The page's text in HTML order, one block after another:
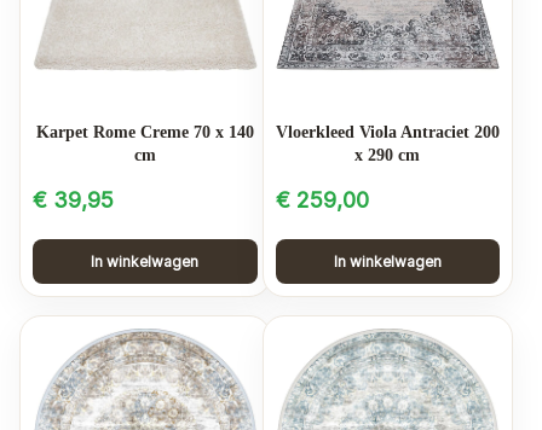
Karpet Rome Creme 70 x 140
cm
€ 39,95
In winkelwagen
Vloerkleed Viola Antraciet 200
x 290 cm
€259,00
In winkelwagen